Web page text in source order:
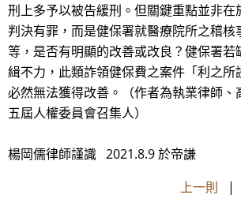
刑上多予以被告緩刑。但關鍵重點並非在
判決有罪，而是健保署就醫療院所之稽核
等，是否有明顯的改善或改良？健保署若
緝不力，此類詐領健保費之案件「利之所
必然無法獲得改善。（作者為執業律師、
五屆人權委員會召集人）
楊岡儒律師謹識 2021.8.9 於帝謙
上一則 |